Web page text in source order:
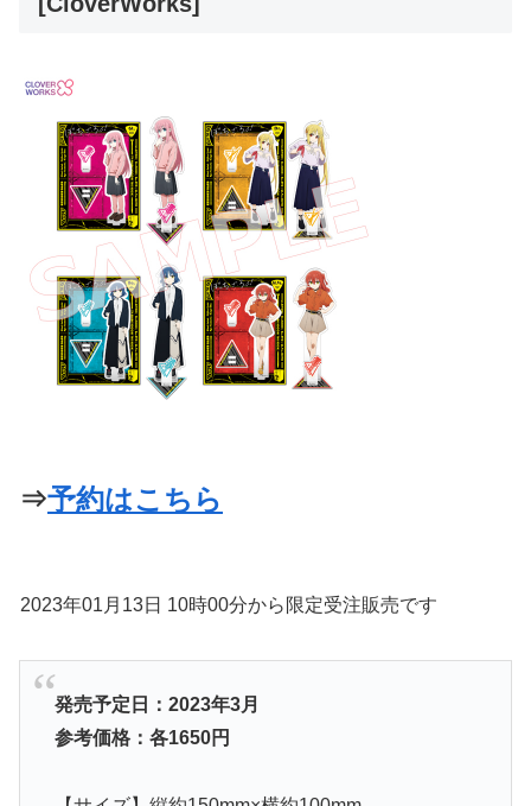
⇒予約はこちら
2023年01月13日 10時00分から限定受注販売です
発売予定日：2023年3月
参考価格：各1650円